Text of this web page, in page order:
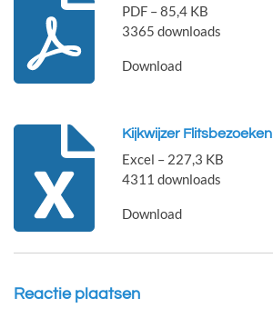
PDF – 85,4 KB
3365 downloads
Download
Kijkwijzer Flitsbezoeken
Excel – 227,3 KB
4311 downloads
Download
Reactie plaatsen